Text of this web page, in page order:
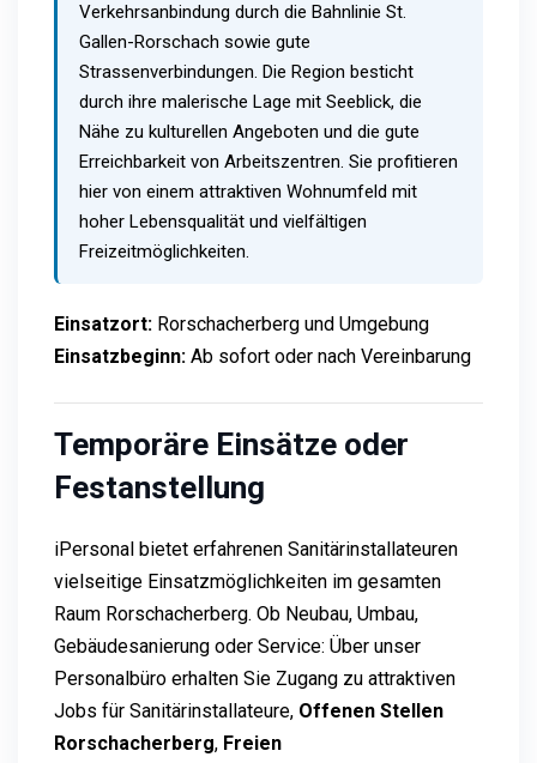
Verkehrsanbindung durch die Bahnlinie St.
Gallen-Rorschach sowie gute
Strassenverbindungen. Die Region besticht
durch ihre malerische Lage mit Seeblick, die
Nähe zu kulturellen Angeboten und die gute
Erreichbarkeit von Arbeitszentren. Sie profitieren
hier von einem attraktiven Wohnumfeld mit
hoher Lebensqualität und vielfältigen
Freizeitmöglichkeiten.
Einsatzort: Rorschacherberg und Umgebung
Einsatzbeginn: Ab sofort oder nach Vereinbarung
Temporäre Einsätze oder
Festanstellung
iPersonal bietet erfahrenen Sanitärinstallateuren
vielseitige Einsatzmöglichkeiten im gesamten
Raum Rorschacherberg. Ob Neubau, Umbau,
Gebäudesanierung oder Service: Über unser
Personalbüro erhalten Sie Zugang zu attraktiven
Jobs für Sanitärinstallateure, Offenen Stellen
Rorschacherberg, Freien